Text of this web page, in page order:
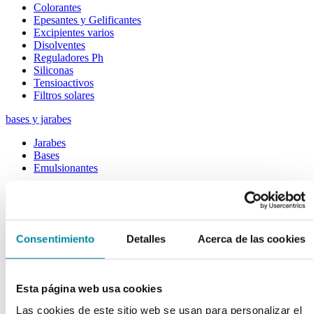
Consentimiento Detalles Acerca de las cookies
Esta página web usa cookies
Las cookies de este sitio web se usan para personalizar el
Colorantes
Epesantes y Gelificantes
Excipientes varios
Disolventes
Reguladores Ph
Siliconas
Tensioactivos
Filtros solares
bases y jarabes
Jarabes
Bases
Emulsionantes
Ceras
Esencias naturales